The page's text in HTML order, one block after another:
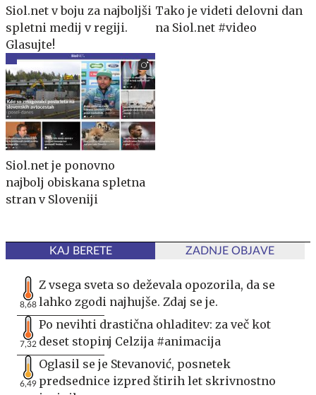
Siol.net v boju za najboljši
spletni medij v regiji.
Glasujte!
Tako je videti delovni dan
na Siol.net #video
Siol.net je ponovno
najbolj obiskana spletna
stran v Sloveniji
KAJ BERETE ZADNJE OBJAVE
8,68
Z vsega sveta so deževala opozorila, da se
lahko zgodi najhujše. Zdaj se je.
7,32
Po nevihti drastična ohladitev: za več kot
deset stopinj Celzija #animacija
6,49
Oglasil se je Stevanović, posnetek
predsednice izpred štirih let skrivnostno